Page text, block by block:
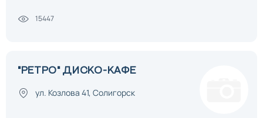
15447
"РЕТРО" ДИСКО-КАФЕ
ул. Козлова 41, Солигорск